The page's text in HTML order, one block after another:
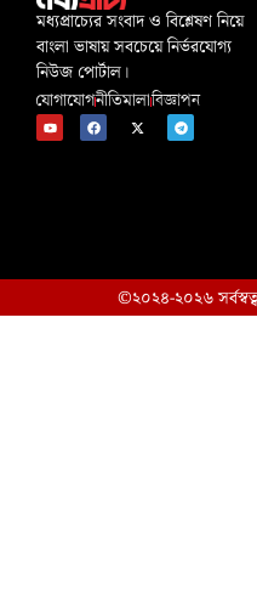
মধ্যপ্রাচ্যের সংবাদ ও বিশ্লেষণ নিয়ে
বাংলা ভাষায় সবচেয়ে নির্ভরযোগ্য
নিউজ পোর্টাল।
যোগাযোগনীতিমালাবিজ্ঞাপন
©২০২৪-২০২৬